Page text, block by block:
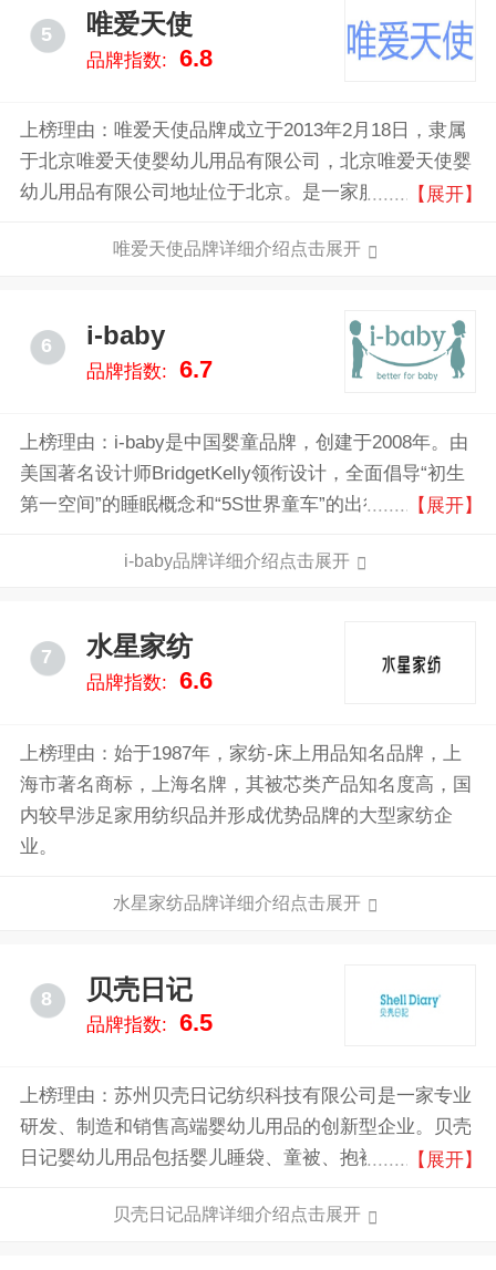
品牌品质，倾全力打造国内家纺行业线上第一品牌。
5 唯爱天使
品牌指数: 6.8
上榜理由：唯爱天使品牌成立于2013年2月18日，隶属
于北京唯爱天使婴幼儿用品有限公司，北京唯爱天使婴
幼儿用品有限公司地址位于北京。是一家服装的企业，
儿用品有限公司本着“客户第一，诚信至上”的原则，与
【展开】
唯爱天使品牌详细介绍点击展开
6 i-baby
品牌指数: 6.7
上榜理由：i-baby是中国婴童品牌，创建于2008年。由
美国著名设计师BridgetKelly领衔设计，全面倡导“初生
第一空间”的睡眠概念和“5S世界童车”的出行理念，以童
心，通过自主原创设计和海外品牌独家代理的产品，为
方案，让中国下一代高贵成长！
【展开】
i-baby品牌详细介绍点击展开
7 水星家纺
品牌指数: 6.6
上榜理由：始于1987年，家纺-床上用品知名品牌，上
海市著名商标，上海名牌，其被芯类产品知名度高，国
内较早涉足家用纺织品并形成优势品牌的大型家纺企
业。
水星家纺品牌详细介绍点击展开
8 贝壳日记
品牌指数: 6.5
上榜理由：苏州贝壳日记纺织科技有限公司是一家专业
研发、制造和销售高端婴幼儿用品的创新型企业。贝壳
日记婴幼儿用品包括婴儿睡袋、童被、抱被、浴巾、毛
品。版型设计上,贝壳日记吸收并改进欧美婴幼儿产品
【展开】
贝壳日记品牌详细介绍点击展开